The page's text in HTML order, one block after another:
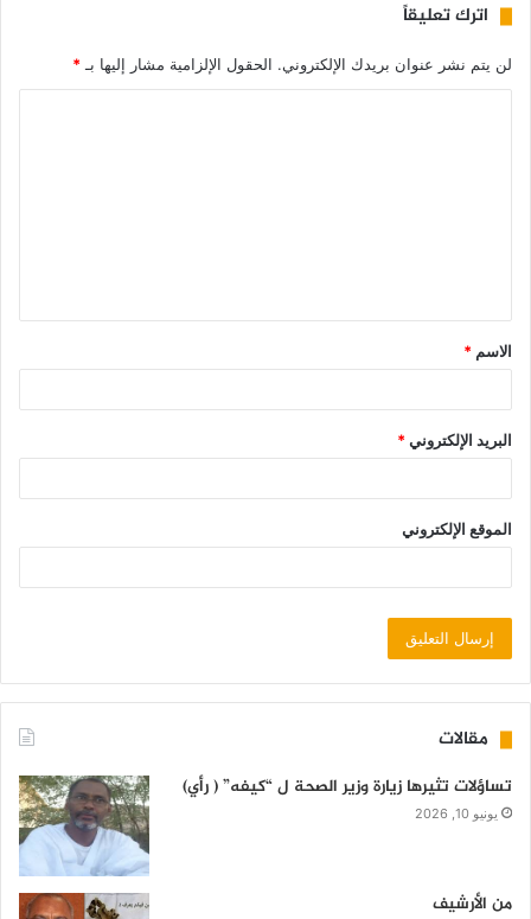
اترك تعليقاً
لن يتم نشر عنوان بريدك الإلكتروني. الحقول الإلزامية مشار إليها بـ*
الاسم *
البريد الإلكتروني*
الموقع الإلكتروني
مقالات
تساؤلات تثيرها زيارة وزير الصحة ل “كيفه” ( رأي)
يونيو 10, 2026
من الأرشيف